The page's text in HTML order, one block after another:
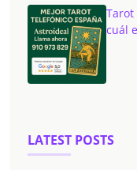
cuál
LATEST POSTS